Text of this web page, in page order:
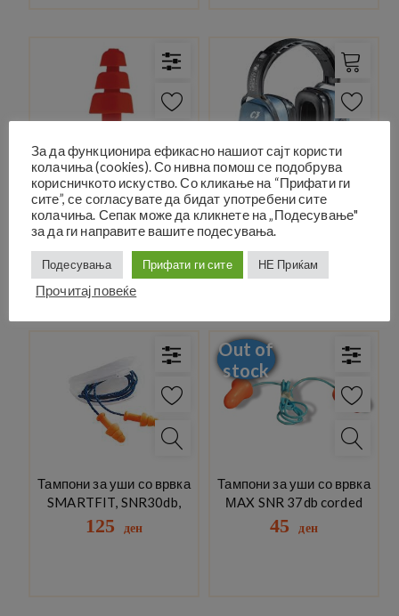
Тампони за уши Reusable
TPE
49 ден
Слушалки Clarity C1,
SNR25
1,890
Тампони за уши со врвка
SMARTFIT, SNR30db,
125 ден
Out of
stock
Тампони за уши со врвка
МAX SNR 37db corded
45 ден
За да функционира ефикасно нашиот сајт користи
колачиња (cookies). Со нивна помош се подобрува
корисничкото искуство. Со кликање на “Прифати ги
сите”, се согласувате да бидат употребени сите
колачиња. Сепак може да кликнете на „Подесување"
за да ги направите вашите подесувања.
Подесувања Прифати ги сите НЕ Приќам
Прочитај повеќе